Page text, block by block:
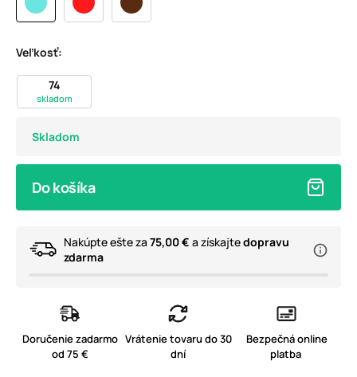
Veľkosť:
74
skladom
Skladom
Do košíka
Nakúpte ešte za 75,00 € a získajtedopravu
zdarma
Doručenie zadarmo
od 75 €
Vrátenie tovaru do 30
dní
Bezpečná online
platba